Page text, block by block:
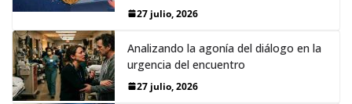
27 julio, 2026
Analizando la agonía del diálogo en la
urgencia del encuentro
27 julio, 2026